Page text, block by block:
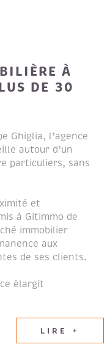
À
DE 30
Ghiglia, l’agence
autour d’un
particuliers, sans
et
à Gitimmo de
immobilier
aux
de ses clients.
élargit
LIRE +